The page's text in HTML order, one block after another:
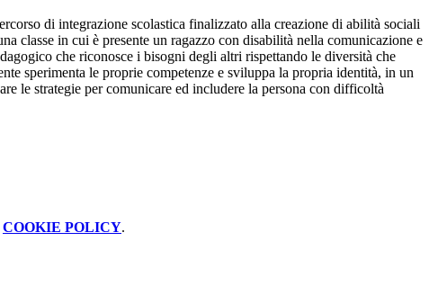
di integrazione scolastica finalizzato alla creazione di abilità sociali
classe in cui è presente un ragazzo con disabilità nella comunicazione e
che riconosce i bisogni degli altri rispettando le diversità che
sperimenta le proprie competenze e sviluppa la propria identità, in un
le strategie per comunicare ed includere la persona con difficoltà
COOKIE POLICY.